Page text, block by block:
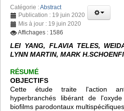
Catégorie :Abstract
Publication : 19 juin 2020
Mis à jour : 19 juin 2020
Affichages : 1586
LEI YANG, FLAVIA TELES,
LYNN MARTIN, MARK
RÉSUMÉ
OBJECTIFS
Cette étude traite l'action
hyperbranchés libérant de
biofilms parodontaux